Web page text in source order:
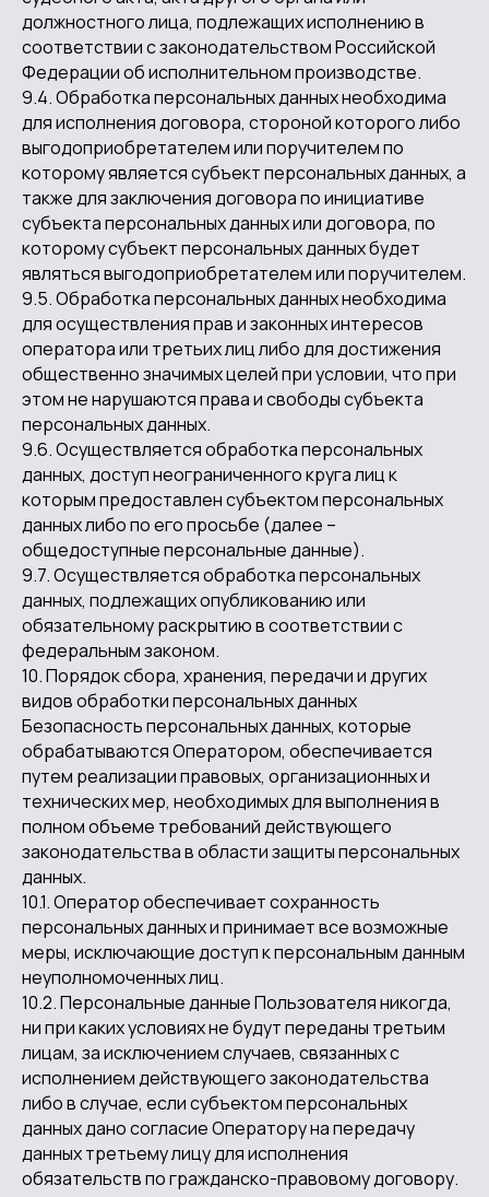
должностного лица, подлежащих исполнению в
соответствии с законодательством Российской
Федерации об исполнительном производстве.
9.4. Обработка персональных данных необходима
для исполнения договора, стороной которого либо
выгодоприобретателем или поручителем по
которому является субъект персональных данных, а
также для заключения договора по инициативе
субъекта персональных данных или договора, по
которому субъект персональных данных будет
являться выгодоприобретателем или поручителем.
9.5. Обработка персональных данных необходима
для осуществления прав и законных интересов
оператора или третьих лиц либо для достижения
общественно значимых целей при условии, что при
этом не нарушаются права и свободы субъекта
персональных данных.
9.6. Осуществляется обработка персональных
данных, доступ неограниченного круга лиц к
которым предоставлен субъектом персональных
данных либо по его просьбе (далее –
общедоступные персональные данные).
9.7. Осуществляется обработка персональных
данных, подлежащих опубликованию или
обязательному раскрытию в соответствии с
федеральным законом.
10. Порядок сбора, хранения, передачи и других
видов обработки персональных данных
Безопасность персональных данных, которые
обрабатываются Оператором, обеспечивается
путем реализации правовых, организационных и
технических мер, необходимых для выполнения в
полном объеме требований действующего
законодательства в области защиты персональных
данных.
10.1. Оператор обеспечивает сохранность
персональных данных и принимает все возможные
меры, исключающие доступ к персональным данным
неуполномоченных лиц.
10.2. Персональные данные Пользователя никогда,
ни при каких условиях не будут переданы третьим
лицам, за исключением случаев, связанных с
исполнением действующего законодательства
либо в случае, если субъектом персональных
данных дано согласие Оператору на передачу
данных третьему лицу для исполнения
обязательств по гражданско-правовому договору.
Политика конфиденциальности
Услуги предоставляет ИП Еськина Ю.Г.
© Art Metallofon, 2024
г. Москва,
ул. Соколово-Мещерская д.14 к.1
(предварительный звонок обязателен)
КОНТАКТЫ
art-metallofon@mail.ru
+7 (929) 637-12-07
КЛИЕНТАМ
адрес мастерской:
Магазин
О нас
Отзывы
Разработка сайта
ПОДПИСАТЬСЯ
ПОДПИСКА НА РАССЫЛКУ
ВКОНТАКТЕ ТЕЛЕГРАМ ЗАПРЕТГРАМ